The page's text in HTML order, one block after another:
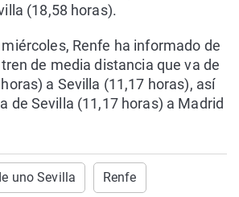
(18,58 horas).
Renfe ha informado de
de media distancia que va de
a Sevilla (11,17 horas), así
de Sevilla (11,17 horas) a Madrid
uno Sevilla Renfe